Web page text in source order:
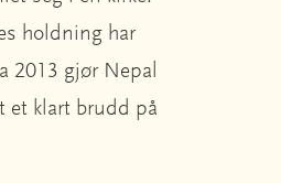
holdning har
2013 gjør Nepal
et klart brudd på